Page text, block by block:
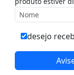
desejo